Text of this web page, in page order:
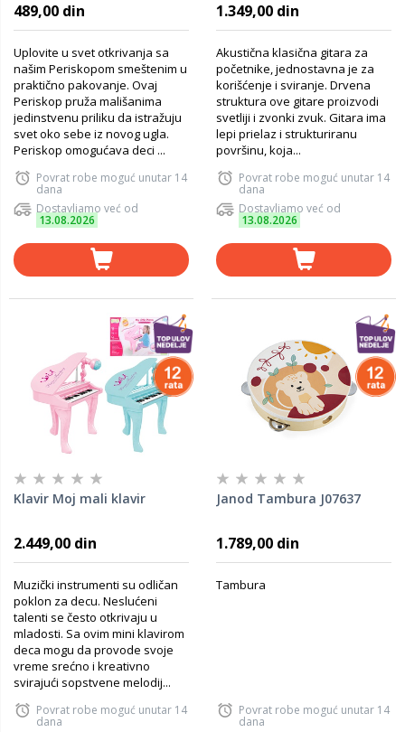
489,00 din
Uplovite u svet otkrivanja sa
našim Periskopom smeštenim u
praktično pakovanje. Ovaj
Periskop pruža mališanima
jedinstvenu priliku da istražuju
svet oko sebe iz novog ugla.
Periskop omogućava deci ...
Povrat robe moguć unutar 14
dana
Dostavljamo već od
13.08.2026
1.349,00 din
Akustična klasična gitara za
početnike, jednostavna je za
korišćenje i sviranje. Drvena
struktura ove gitare proizvodi
svetliji i zvonki zvuk. Gitara ima
lepi prielaz i strukturiranu
površinu, koja...
Povrat robe moguć unutar 14
dana
Dostavljamo već od
13.08.2026
Klavir Moj mali klavir
2.449,00 din
Muzički instrumenti su odličan
poklon za decu. Neslućeni
talenti se često otkrivaju u
mladosti. Sa ovim mini klavirom
deca mogu da provode svoje
vreme srećno i kreativno
svirajući sopstvene melodij...
Povrat robe moguć unutar 14
dana
Janod Tambura J07637
1.789,00 din
Tambura
Povrat robe moguć unutar 14
dana